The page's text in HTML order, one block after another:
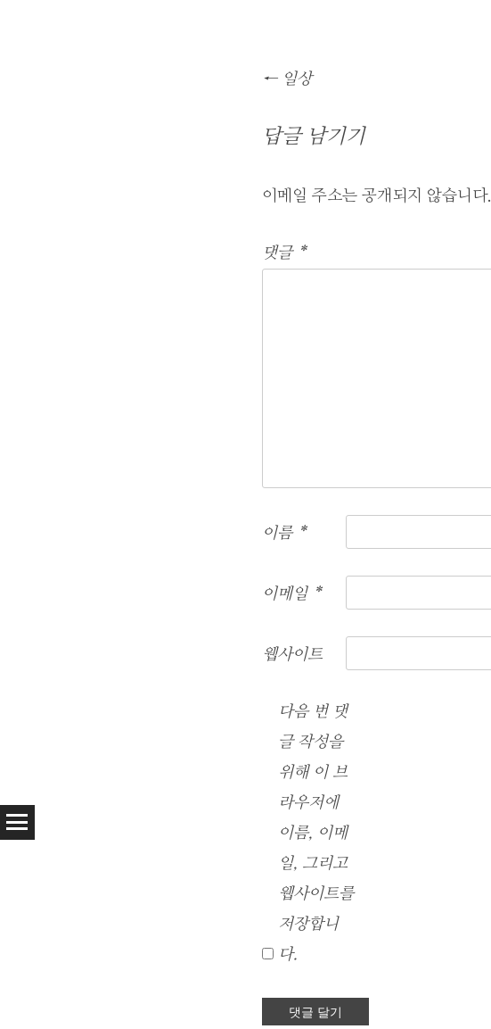
글
비
게
이
션
←일상
답글 남기기
이메일 주소는 공개되지 않습니다.
댓글 *
이름 *
이메일 *
웹사이트
다음 번 댓
글 작성을
위해 이 브
라우저에
이름, 이메
일, 그리고
웹사이트를
저장합니
다.